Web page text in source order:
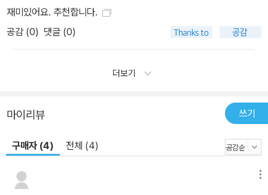
재미있어요. 추천합니다.
공감 (0) 댓글 (0)
더보기
마이리뷰 쓰기
구매자 (4) 전체 (4)